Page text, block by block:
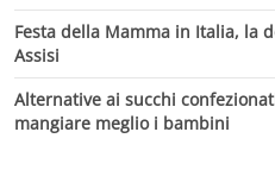
Festa della Mamma in Italia, la
Assisi
Alternative ai succhi
mangiare meglio i bambini